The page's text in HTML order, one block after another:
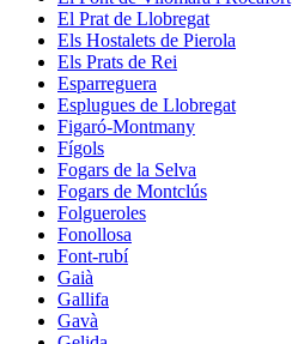
El Prat de Llobregat
Els Hostalets de Pierola
Els Prats de Rei
Esparreguera
Esplugues de Llobregat
Figaró-Montmany
Fígols
Fogars de la Selva
Fogars de Montclús
Folgueroles
Fonollosa
Font-rubí
Gaià
Gallifa
Gavà